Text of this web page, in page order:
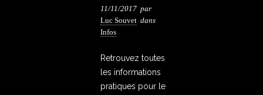
11/11/2017 par
Luc Souvet dans
Infos
Retrouvez toutes
les informations
pratiques pour le